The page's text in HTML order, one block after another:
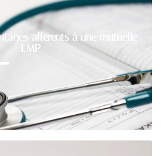
afférents à une mutuelle
LMP